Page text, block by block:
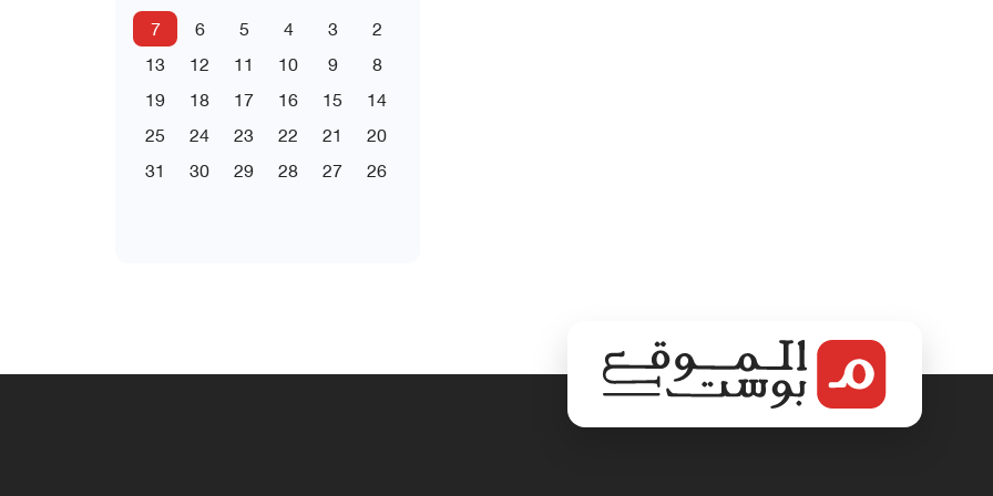
2
3
4
5
6
7
8
9
10
11
12
13
14
15
16
17
18
19
20
21
22
23
24
25
26
27
28
29
30
31